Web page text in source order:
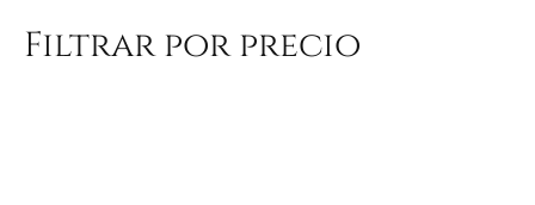
Filtrar por precio